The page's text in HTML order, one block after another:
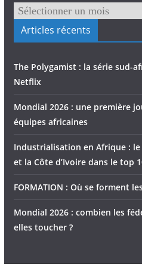
Articles récents
The Polygamist : la série sud-
Netflix
Mondial 2026 : une première
équipes africaines
Industrialisation en Afrique :
et la Côte d’Ivoire dans le top
FORMATION : Où se forment
Mondial 2026 : combien les
elles toucher ?